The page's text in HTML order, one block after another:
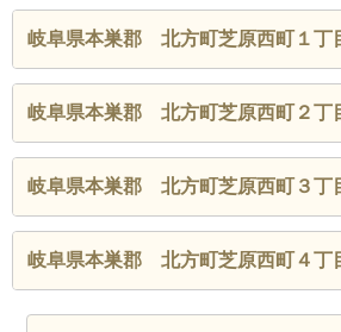
岐阜県本巣郡 北方町芝原西町１丁
岐阜県本巣郡 北方町芝原西町２丁
岐阜県本巣郡 北方町芝原西町３丁
岐阜県本巣郡 北方町芝原西町４丁